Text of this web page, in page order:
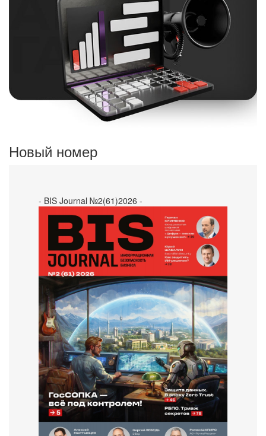
Новый номер
- BIS Journal №2(61)2026 -